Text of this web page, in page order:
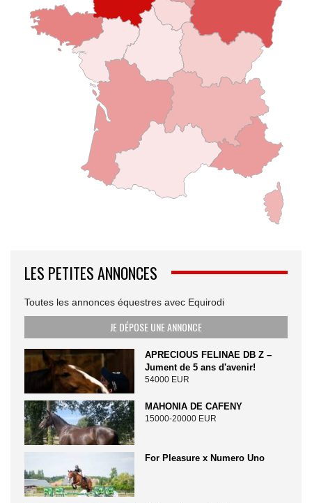
LES PETITES ANNONCES
Toutes les annonces équestres avec Equirodi
JE DÉPOSE UNE ANNONCE
APRECIOUS FELINAE DB Z –
Jument de 5 ans d'avenir!
54000 EUR
MAHONIA DE CAFENY
15000-20000 EUR
For Pleasure x Numero Uno